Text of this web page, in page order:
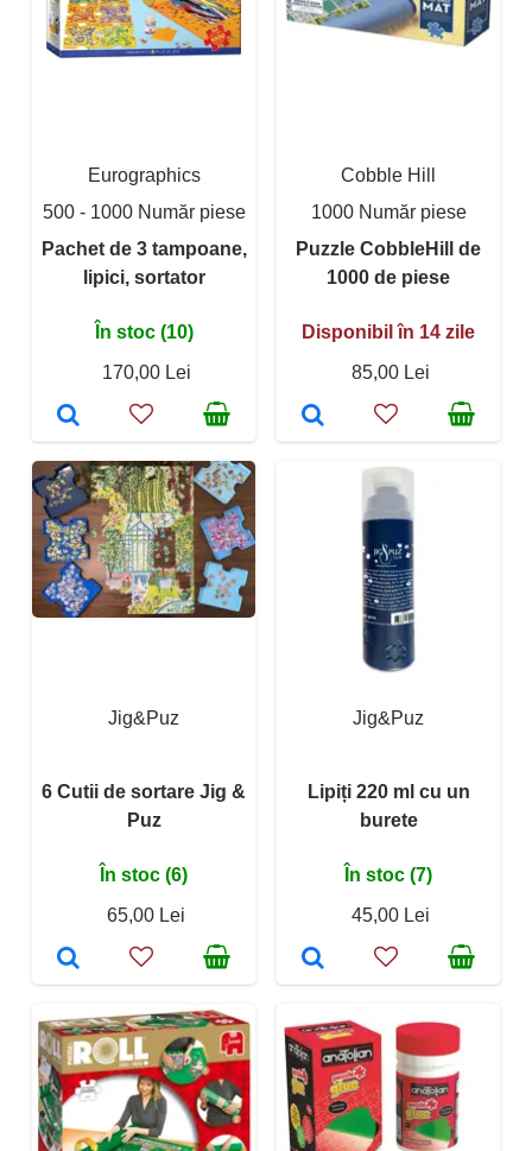
Eurographics
500 - 1000 Număr piese
Pachet de 3 tampoane,
lipici, sortator
În stoc (10)
170,00 Lei
Cobble Hill
1000 Număr piese
Puzzle CobbleHill de
1000 de piese
Disponibil în 14 zile
85,00 Lei
Jig&Puz
6 Cutii de sortare Jig &
Puz
În stoc (6)
65,00 Lei
Jig&Puz
Lipiți 220 ml cu un
burete
În stoc (7)
45,00 Lei